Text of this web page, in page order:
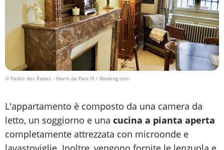
© Palais des Papes - Havre de Paix III / Booking.com
L'appartamento è composto da una camera da
letto, un soggiorno e una cucina a pianta aperta
completamente attrezzata con microonde e